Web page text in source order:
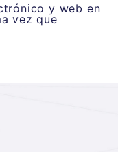
y web en
vez que